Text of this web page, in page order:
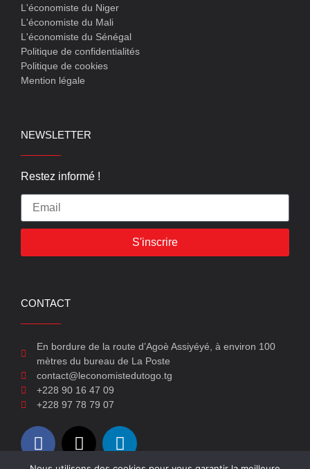
L'économiste du Niger
L'économiste du Mali
L'économiste du Sénégal
Politique de confidentialités
Politique de cookies
Mention légale
NEWSLETTER
Restez informé !
S'inscrire
CONTACT
En bordure de la route d’Agoè Assiyéyé, à environ 100
mètres du bureau de La Poste
contact@leconomistedutogo.tg
+228 90 16 47 09
+228 97 78 79 07